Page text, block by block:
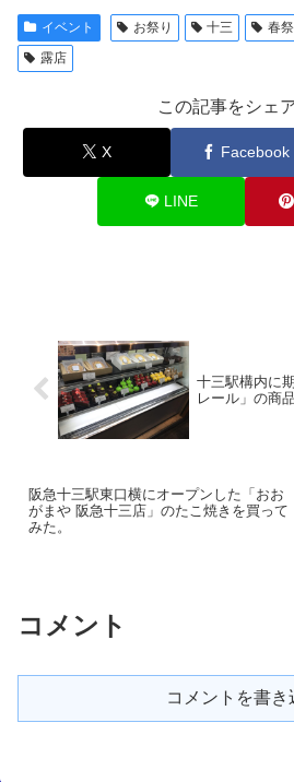
イベント お祭り 十三 春祭
露店
この記事をシェ
X Facebook
LINE
十三駅構内に
レール」の商
阪急十三駅東口横にオープンした「おお
がまや 阪急十三店」のたこ焼きを買って
みた。
コメント
コメントを書き